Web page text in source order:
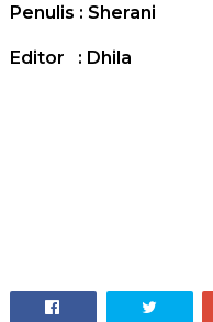
Penulis : Sherani
Editor : Dhila